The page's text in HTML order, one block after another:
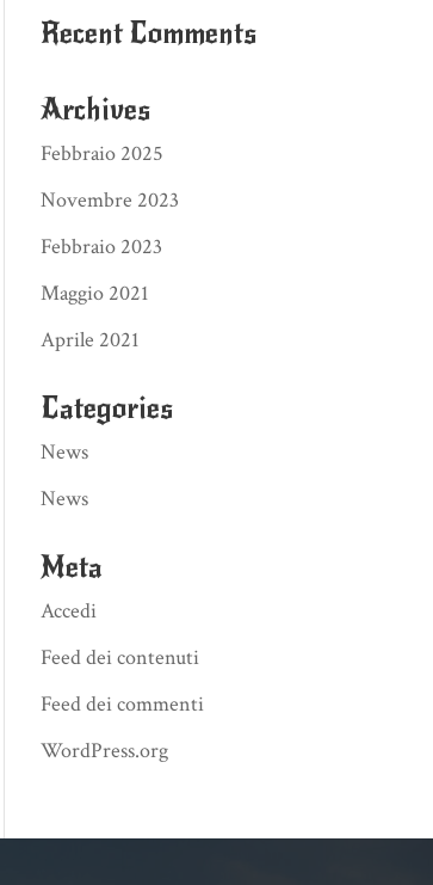
Recent Comments
Archives
Febbraio 2025
Novembre 2023
Febbraio 2023
Maggio 2021
Aprile 2021
Categories
News
News
Meta
Accedi
Feed dei contenuti
Feed dei commenti
WordPress.org